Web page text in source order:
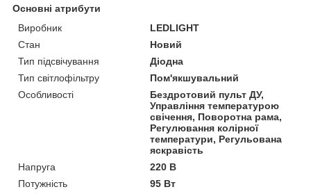
Основні атрибути
Виробник
LEDLIGHT
Стан
Новий
Тип підсвічування
Діодна
Тип світлофільтру
Пом'якшувальний
Особливості
Бездротовий пульт ДУ,
Управління температурою
свічення, Поворотна рама,
Регулювання колірної
температури, Регульована
яскравість
Напруга
220 В
Потужність
95 Вт